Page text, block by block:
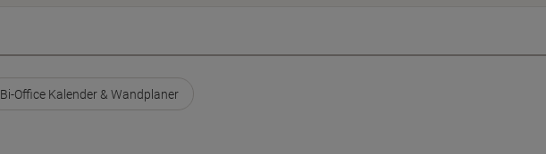
Bi-Office Kalender & Wandplaner